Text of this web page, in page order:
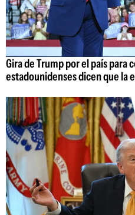
Gira de Trump por el país para
estadounidenses dicen que la